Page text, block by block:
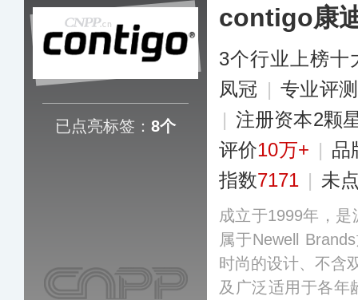
已点亮标签： 8个
contigo康
3个行业上榜十
凤冠 | 专业评
| 注册资本2颗
评价10万+ | 品
指数7171 | 未
成立于1999年，
属于Newell
时尚的设计、不含
及广泛适用于各年